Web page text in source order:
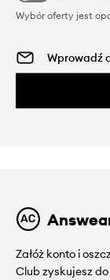
Wybór oferty jest
Załóż konto i
Club zyskujesz do